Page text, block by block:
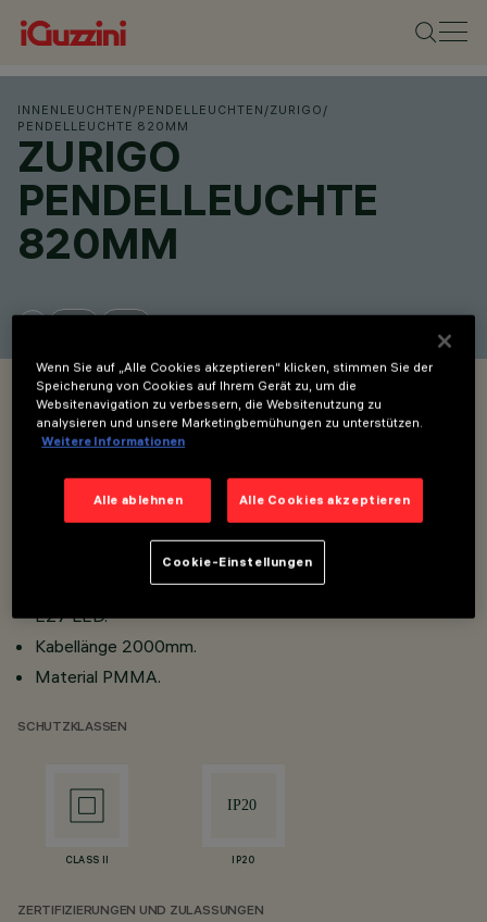
INNENLEUCHTEN /PENDELLEUCHTEN /ZURIGO /
PENDELLEUCHTE 820MM
ZURIGO
PENDELLEUCHTE
820MM
OVERVIEW
PRODUKTCODES ANZEIGEN
Overview
Glühbirne nicht enthalten. Empfohlenes Leuchtmittel
E27 LED.
Kabellänge 2000mm.
Material PMMA.
SCHUTZKLASSEN
CLASS II IP20
ZERTIFIZIERUNGEN UND ZULASSUNGEN
Wenn Sie auf „Alle Cookies akzeptieren“ klicken, stimmen Sie der
Speicherung von Cookies auf Ihrem Gerät zu, um die
Websitenavigation zu verbessern, die Websitenutzung zu
analysieren und unsere Marketingbemühungen zu unterstützen.
Weitere Informationen
Alle ablehnen Alle Cookies akzeptieren
Cookie-Einstellungen